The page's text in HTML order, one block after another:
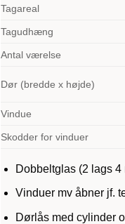
Tagareal
Tagudhæng
Antal værelse
Dør (bredde x højde)
Vindue
Skodder for vinduer
Dobbeltglas (2 lags 4
Vinduer mv åbner jf.
Dørlås med cylinder